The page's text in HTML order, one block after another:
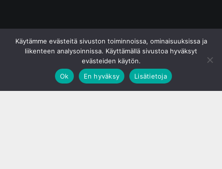
Käytämme evästeitä sivuston toiminnoissa, ominaisuuksissa ja
liikenteen analysoinnissa. Käyttämällä sivustoa hyväksyt
evästeiden käytön.
Ok
En hyväksy Lisätietoja